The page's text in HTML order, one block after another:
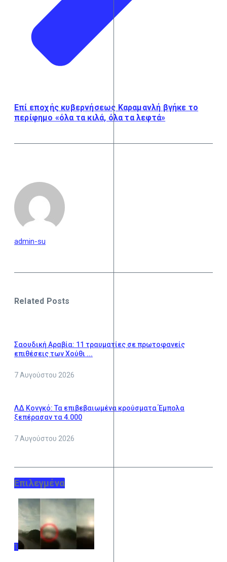
Επί εποχής κυβερνήσεως Καραμανλή βγήκε το
περίφημο «όλα τα κιλά, όλα τα λεφτά»
admin-su
Related Posts
Σαουδική Αραβία: 11 τραυματίες σε πρωτοφανείς
επιθέσεις των Χούθι ...
7 Αυγούστου 2026
ΛΔ Κονγκό: Τα επιβεβαιωμένα κρούσματα Έμπολα
ξεπέρασαν τα 4.000
7 Αυγούστου 2026
Επιλεγμένα
1